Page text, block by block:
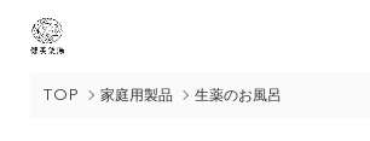
TOP 家庭用製品 生薬のお風呂